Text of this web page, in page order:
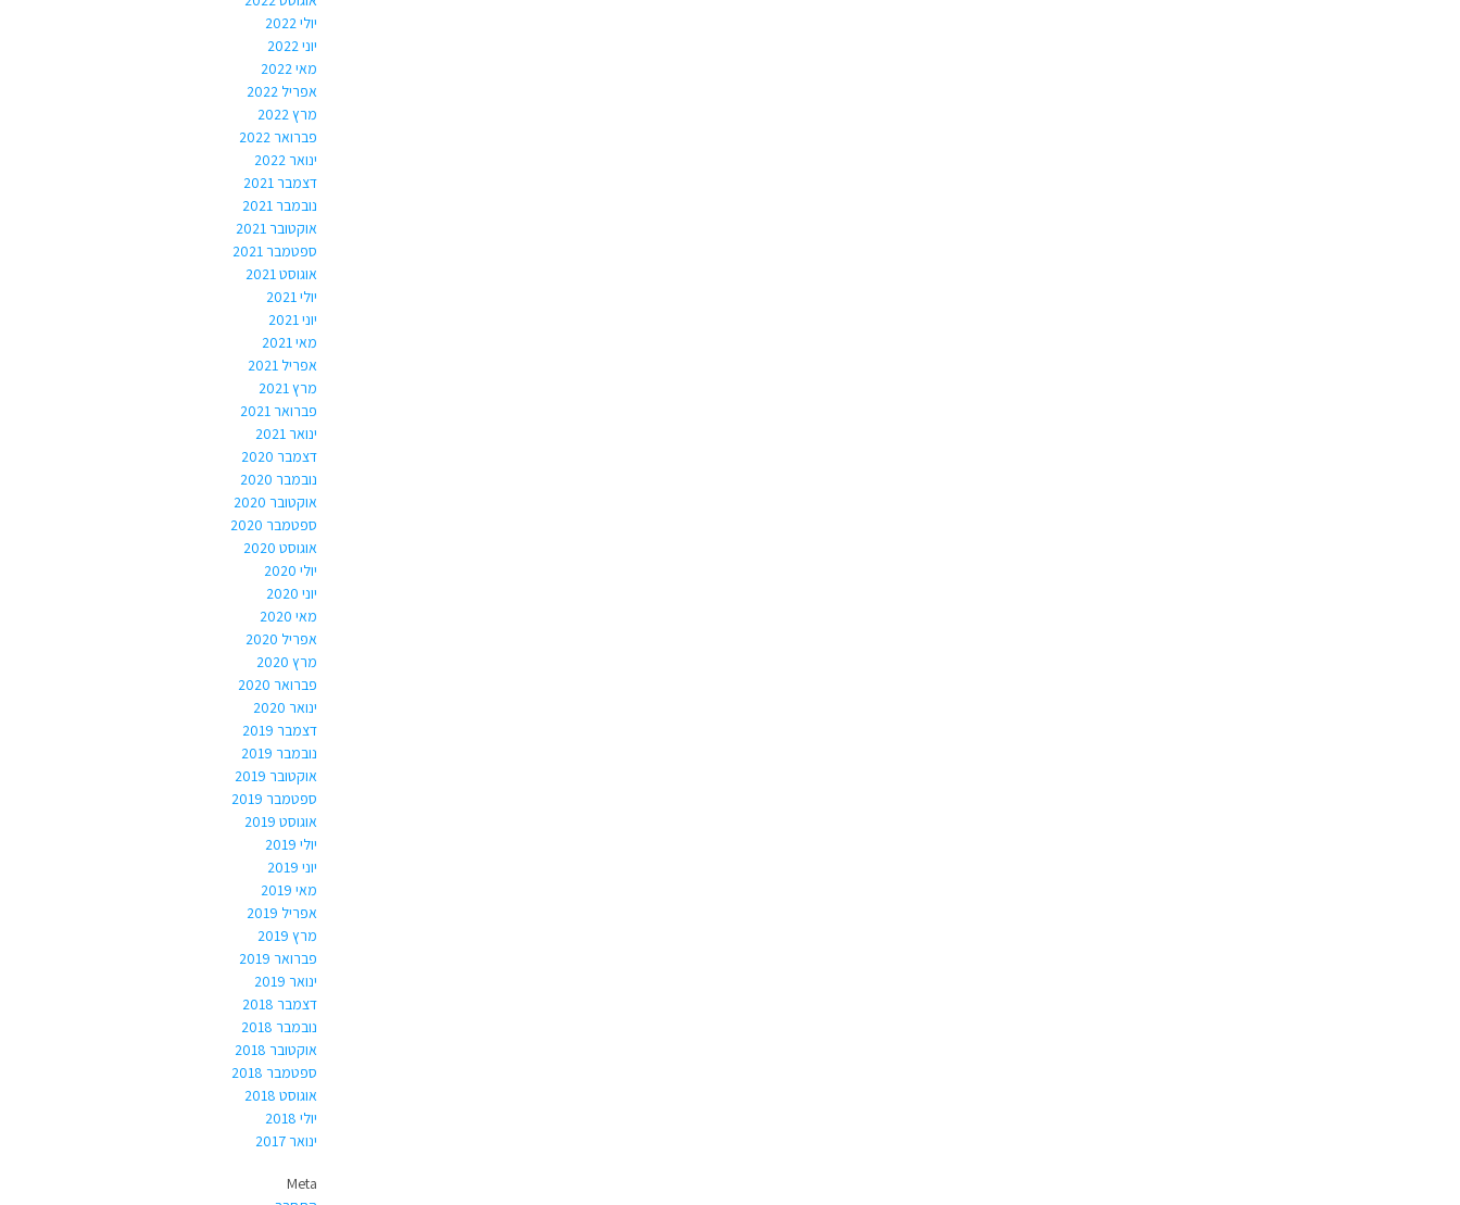
יולי 2022
יוני 2022
מאי 2022
אפריל 2022
מרץ 2022
פברואר 2022
ינואר 2022
דצמבר 2021
נובמבר 2021
אוקטובר 2021
ספטמבר 2021
אוגוסט 2021
יולי 2021
יוני 2021
מאי 2021
אפריל 2021
מרץ 2021
פברואר 2021
ינואר 2021
דצמבר 2020
נובמבר 2020
אוקטובר 2020
ספטמבר 2020
אוגוסט 2020
יולי 2020
יוני 2020
מאי 2020
אפריל 2020
מרץ 2020
פברואר 2020
ינואר 2020
דצמבר 2019
נובמבר 2019
אוקטובר 2019
ספטמבר 2019
אוגוסט 2019
יולי 2019
יוני 2019
מאי 2019
אפריל 2019
מרץ 2019
פברואר 2019
ינואר 2019
דצמבר 2018
נובמבר 2018
אוקטובר 2018
ספטמבר 2018
אוגוסט 2018
יולי 2018
ינואר 2017
Meta